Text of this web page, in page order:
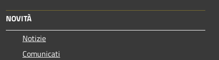
NOVITÀ
Notizie
Comunicati